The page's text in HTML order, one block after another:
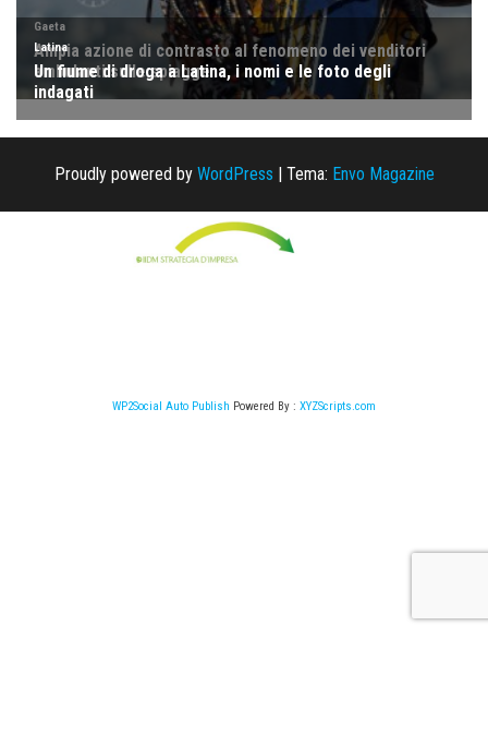
Proudly powered by WordPress | Tema: Envo Magazine
WP2Social Auto Publish Powered By : XYZScripts.com